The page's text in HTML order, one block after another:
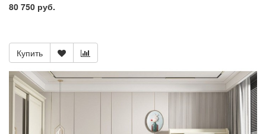
80 750 руб.
Купить